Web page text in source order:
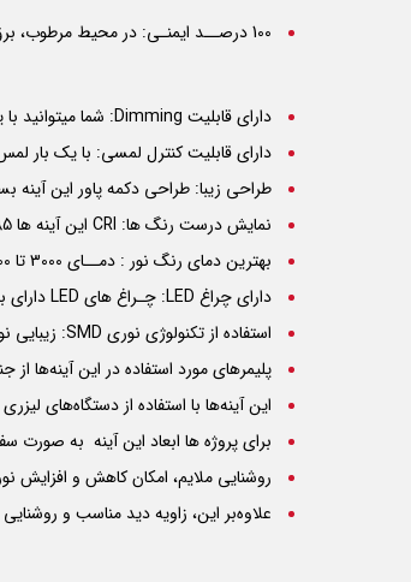
دارای قابلیت Dimming: شما میتوانید با یک کلیک اتمسفر مورد علاقه خود را در خانه تجربه کنید. تنها با یک لمس ساده میتوانید یک محیط کم نور رویایی یا یک محیط روشن و نورانی داشته باشید.
دارای قابلیت کنترل لمسی: با یک بار
طراحی زیبا: طراحی دکمه پاور این آینه
نمایش درست رنگ ها: CRI این آینه ها 85 است و می توانیددقیق ترین رنگ ها را در حین آرایش داشته باشید.
بهترین دمای رنگ نور : دمــای 3000 تا 4000 کلویـن این آینـــه ها مناسـب ترین و سالم ترین رنگ نور است.
دارای چراغ LED: چـراغ های
LEDدارای
استفاده از تکنولوژی نوری SMD: زیبایی نوآوری را با جدیدترین
پلیمرهای مورد استفاده در این آینه‌ها
این آینه‌ها با استفاده از دستگاه‌های
برای پروژه ها ابعاد این آینه به صورت
روشنایی ملایم، امکان کاهش و افزایش
علاوه‌بر این، زاویه دید مناسب و